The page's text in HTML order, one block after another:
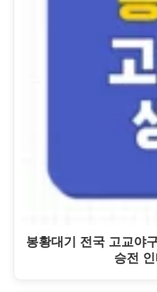
봉황대기 전국 고교야
승전